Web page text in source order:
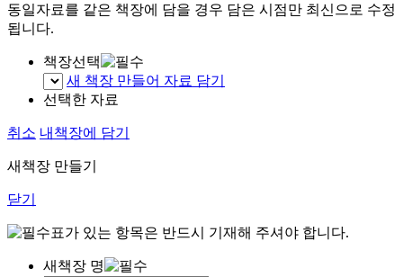
동일자료를 같은 책장에 담을 경우 담은 시점만 최신으로 수정
됩니다.
책장선택
새 책장 만들어 자료 담기
선택한 자료
취소 내책장에 담기
새책장 만들기
닫기
표가 있는 항목은 반드시 기재해 주셔야 합니다.
새책장 명